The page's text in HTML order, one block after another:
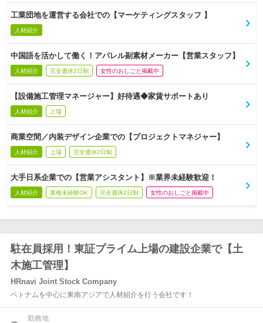
工業団地を運営する会社での【マーケティングスタッフ 】
人材紹介
中国語を活かして働く！アパレル副素材メーカー【営業スタッフ】
人材紹介 完全週休2日制 女性のおしごと掲載中
【設備施工管理マネージャー】好待遇◆家賃サポートあり
人材紹介 上場
商業空間／内装デザイン企業での【プロジェクトマネジャー】
人材紹介 上場 完全週休2日制
大手日系企業での【営業アシスタント】※業界未経験歓迎！
人材紹介 業種未経験OK 完全週休2日制 女性のおしごと掲載中
駐在員採用！東証プライム上場の建設企業で【土
木施工管理】
HRnavi Joint Stock Company
ベトナムを中心に東南アジアで人材紹介を行う会社です！
勤務地